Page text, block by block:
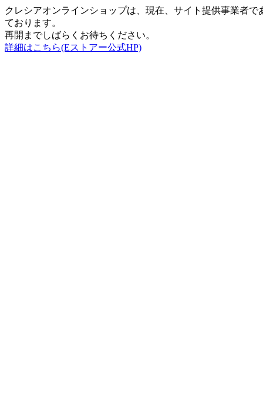
クレシアオンラインショップは、現在、サイト提供事業者
ております。
再開までしばらくお待ちください。
詳細はこちら(Eストアー公式HP)